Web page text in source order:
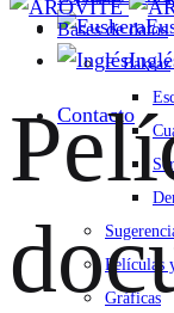
Contacto
Bases de datos
F. Bakeaz
Películas
Gráficas